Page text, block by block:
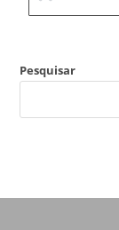
Pesquisar